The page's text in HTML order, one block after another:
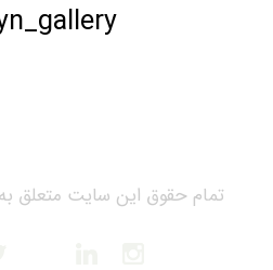
تمام حقوق این سایت متعلق